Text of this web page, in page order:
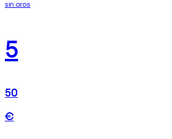
sin aros
5
50
€